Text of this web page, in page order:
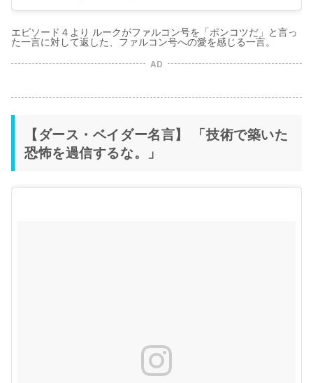
エピソード４より ルークがファルコン号を「ポンコツだ」と言っ
た一言に対して返した、ファルコン号への愛を感じる一言。
AD
【ダース・ベイダー名言】 「技術で築いた
恐怖を過信するな。」